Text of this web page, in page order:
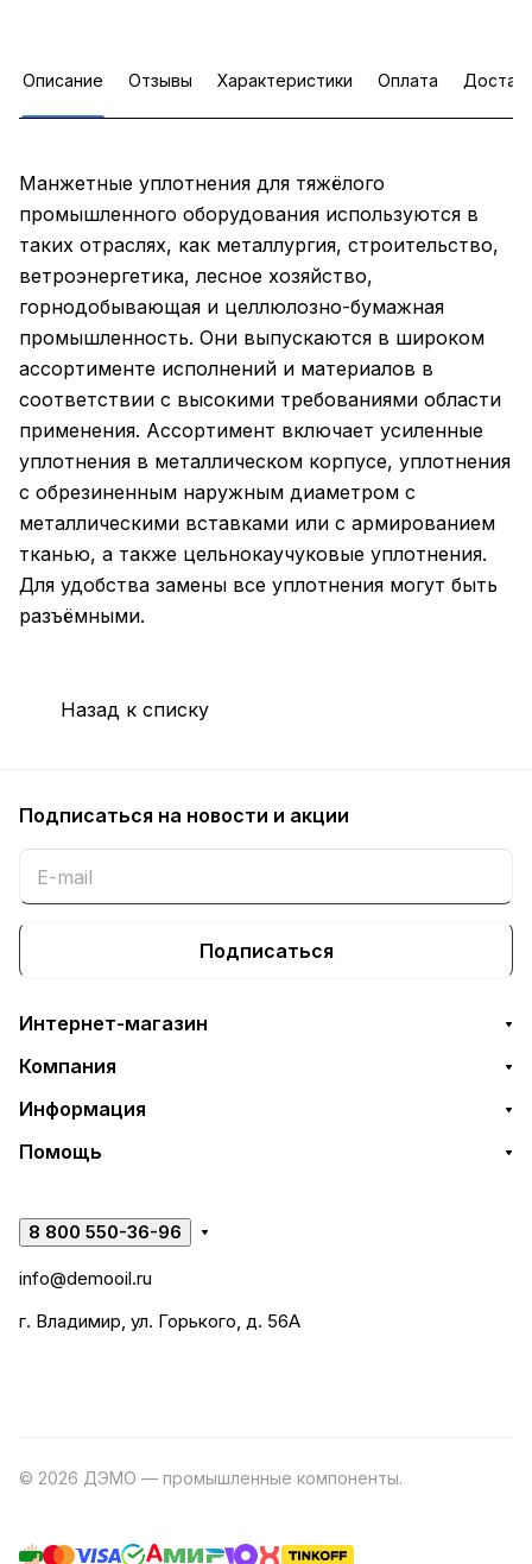
Описание Отзывы Характеристики Оплата
Манжетные уплотнения для тяжёлого
промышленного оборудования используются в
таких отраслях, как металлургия, строительство,
ветроэнергетика, лесное хозяйство,
горнодобывающая и целлюлозно-бумажная
промышленность. Они выпускаются в широком
ассортименте исполнений и материалов в
соответствии с высокими требованиями области
применения. Ассортимент включает усиленные
уплотнения в металлическом корпусе, уплотнения
с обрезиненным наружным диаметром с
металлическими вставками или с армированием
тканью, а также цельнокаучуковые уплотнения.
Для удобства замены все уплотнения могут быть
разъёмными.
Назад к списку
Подписаться на новости и акции
Подписаться
Интернет-магазин
Компания
Информация
Помощь
8 800 550-36-96
info@demooil.ru
г. Владимир, ул. Горького, д. 56А
© 2026 ДЭМО — промышленные компоненты.